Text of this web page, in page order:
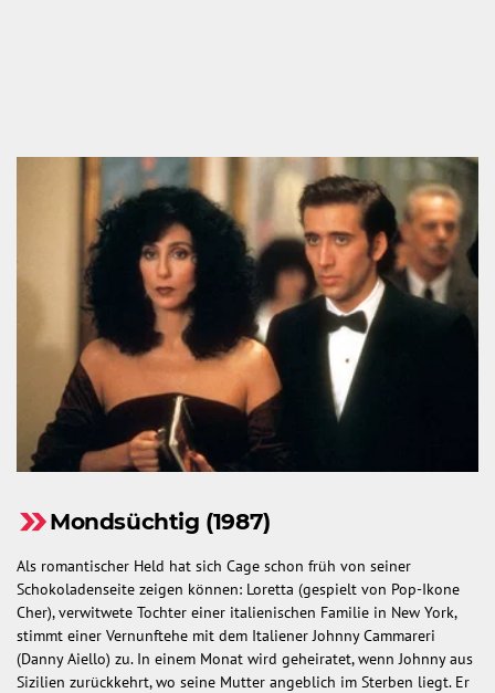
Mondsüchtig (1987)
Als romantischer Held hat sich Cage schon früh von seiner
Schokoladenseite zeigen können: Loretta (gespielt von Pop-Ikone
Cher), verwitwete Tochter einer italienischen Familie in New York,
stimmt einer Vernunftehe mit dem Italiener Johnny Cammareri
(Danny Aiello) zu. In einem Monat wird geheiratet, wenn Johnny aus
Sizilien zurückkehrt, wo seine Mutter angeblich im Sterben liegt. Er